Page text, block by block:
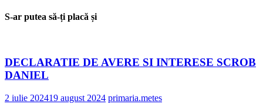
S-ar putea să-ți placă și
DECLARATIE DE AVERE SI INTERESE SCROB
DANIEL
2 iulie 202419 august 2024 primaria.metes